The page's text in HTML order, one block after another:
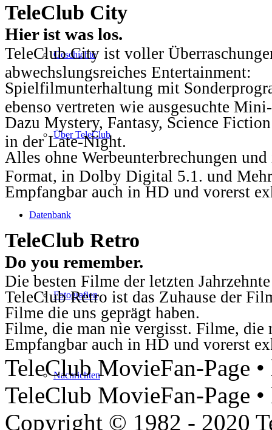
Geschichte
Über TeleClub
Datenbank
Fotografien
Nachrichten
TeleClub City
Hier ist was los.
TeleClub City ist voller
abwechslungsreiches Entertainment:
Spielfilmunterhaltung mit
ebenso vertreten wie ausgesuchte
Dazu Mystery, Fantasy, Science
in der Late-Night.
Alles ohne Werbeunterbrechungen
Format, in Dolby Digital 5.1. und
Empfangbar auch in HD und vorerst
TeleClub Retro
Do you remember.
Die besten Filme der letzten
TeleClub Retro ist das Zuhause der
Filme die uns geprägt haben.
Filme, die man nie vergisst. Filme, die
Empfangbar auch in HD und vorerst
TeleClub MovieFan-Page
TeleClub MovieFan-Page
Copyright © 1982 - 2020